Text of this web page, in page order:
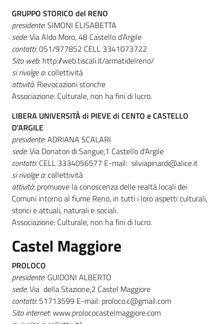
GRUPPO STORICO del RENO
presidente: SIMONI ELISABETTA
sede: Via Aldo Moro, 48 Castello d'Argile
contatti: 051/977852 CELL 3341073722
Sito web: http://web.tiscali.it/armatidelreno/
si rivolge a: collettività
attività: Rievocazioni storiche
Associazione: Culturale, non ha fini di lucro.
LIBERA UNIVERSITÀ di PIEVE di CENTO e CASTELLO
D'ARGILE
presidente: ADRIANA SCALARI
sede: Via Donatori di Sangue,1 Castello d'Argile
contatti: CELL 3334056577 E-mail: silviapinardi@alice.it
si rivolge a: collettività
attività: promuove la conoscenza delle realtà locali dei
Comuni intorno al fiume Reno, in tutti i loro aspetti culturali,
storici e attuali, naturali e sociali.
Associazione: Culturale, non ha fini di lucro.
Castel Maggiore
PROLOCO
presidente: GUIDONI ALBERTO
sede: Via della Stazione,2 Castel Maggiore
contatti: 51713599 E-mail: proloco.c@gmail.com
Sito internet: www.prolococastelmaggiore.com